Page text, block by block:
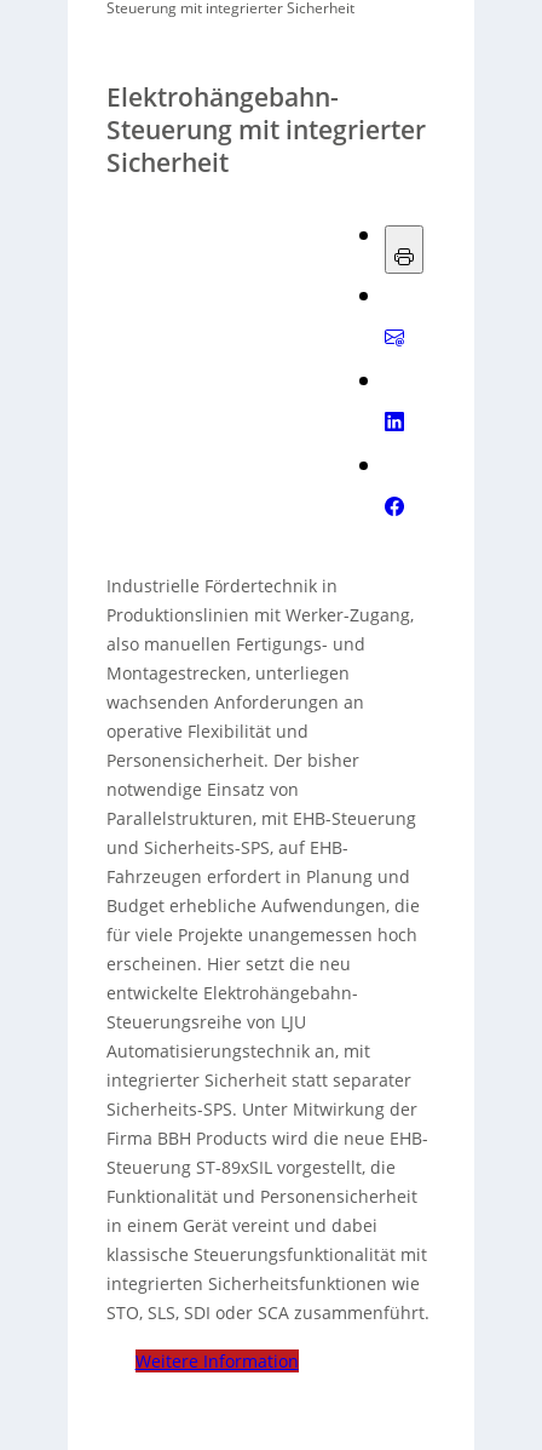
Steuerung mit integrierter Sicherheit
Elektrohängebahn-
Steuerung mit integrierter
Sicherheit
Industrielle Fördertechnik in
Produktionslinien mit Werker-Zugang,
also manuellen Fertigungs- und
Montagestrecken, unterliegen
wachsenden Anforderungen an
operative Flexibilität und
Personensicherheit. Der bisher
notwendige Einsatz von
Parallelstrukturen, mit EHB-Steuerung
und Sicherheits-SPS, auf EHB-
Fahrzeugen erfordert in Planung und
Budget erhebliche Aufwendungen, die
für viele Projekte unangemessen hoch
erscheinen. Hier setzt die neu
entwickelte Elektrohängebahn-
Steuerungsreihe von LJU
Automatisierungstechnik an, mit
integrierter Sicherheit statt separater
Sicherheits-SPS. Unter Mitwirkung der
Firma BBH Products wird die neue EHB-
Steuerung ST-89xSIL vorgestellt, die
Funktionalität und Personensicherheit
in einem Gerät vereint und dabei
klassische Steuerungsfunktionalität mit
integrierten Sicherheitsfunktionen wie
STO, SLS, SDI oder SCA zusammenführt.
Weitere Information